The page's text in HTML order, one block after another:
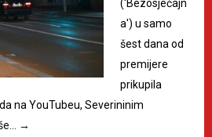
('Bezosjećajn
a') u samo
šest dana od
premijere
prikupila
na YouTubeu, Severininim
→